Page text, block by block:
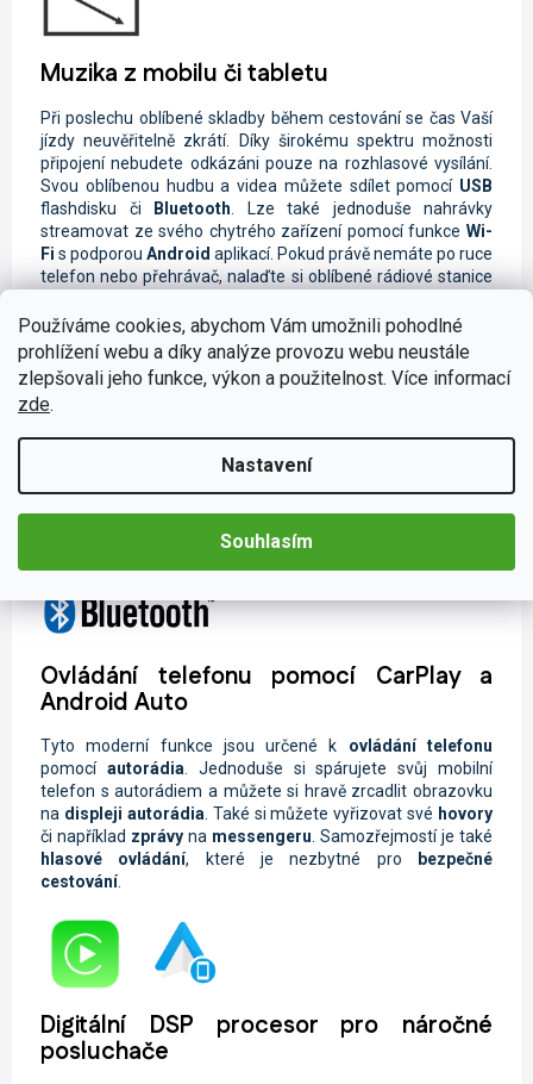
Používáme cookies, abychom Vám umožnili pohodlné
prohlížení webu a díky analýze provozu webu neustále
zlepšovali jeho funkce, výkon a použitelnost. Více informací
zde.
Nastavení
Souhlasím
Muzika z mobilu či tabletu
Při poslechu oblíbené skladby během cestování se čas Vaší
jízdy neuvěřitelně zkrátí. Díky širokému spektru možnosti
připojení nebudete odkázáni pouze na rozhlasové vysílání.
Svou oblíbenou hudbu a videa můžete sdílet pomocí USB
flashdisku či Bluetooth . Lze také jednoduše nahrávky
streamovat ze svého chytrého zařízení pomocí funkce Wi-
Fi s podporou Android aplikací. Pokud právě nemáte po ruce
telefon nebo přehrávač, nalaďte si oblíbené rádiové stanice
Bezpečné telefonování za jízdy
nepostradatelné při bezpečné jízdě.
Ovládání telefonu pomocí CarPlay a
Android Auto
Tyto moderní funkce jsou určené k ovládání telefonu
pomocíautorádia . Jednoduše si spárujete svůj mobilní
telefon s autorádiem a můžete si hravě zrcadlit obrazovku
na displeji autorádia . Také si můžete vyřizovat své hovory
či například zprávy na messengeru . Samozřejmostí je také
hlasové ovládání, které je nezbytné pro
bezpečné
cestování.
Digitální DSP procesor pro náročné
posluchače